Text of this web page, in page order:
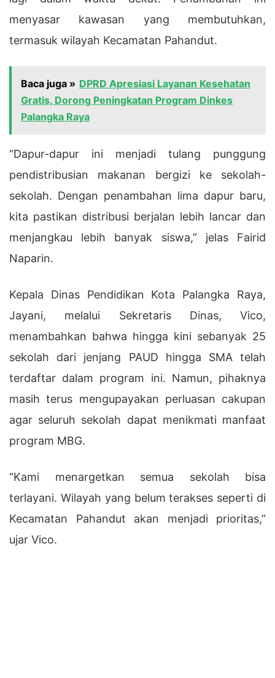
menyasar kawasan yang membutuhkan,
termasuk wilayah Kecamatan Pahandut.
Baca juga » DPRD Apresiasi Layanan Kesehatan
Gratis, Dorong Peningkatan Program Dinkes
Palangka Raya
“Dapur-dapur ini menjadi tulang punggung
pendistribusian makanan bergizi ke sekolah-
sekolah. Dengan penambahan lima dapur baru,
kita pastikan distribusi berjalan lebih lancar dan
menjangkau lebih banyak siswa,” jelas Fairid
Naparin.
Kepala Dinas Pendidikan Kota Palangka Raya,
Jayani, melalui Sekretaris Dinas, Vico,
menambahkan bahwa hingga kini sebanyak 25
sekolah dari jenjang PAUD hingga SMA telah
terdaftar dalam program ini. Namun, pihaknya
masih terus mengupayakan perluasan cakupan
agar seluruh sekolah dapat menikmati manfaat
program MBG.
“Kami menargetkan semua sekolah bisa
terlayani. Wilayah yang belum terakses seperti di
Kecamatan Pahandut akan menjadi prioritas,”
ujar Vico.